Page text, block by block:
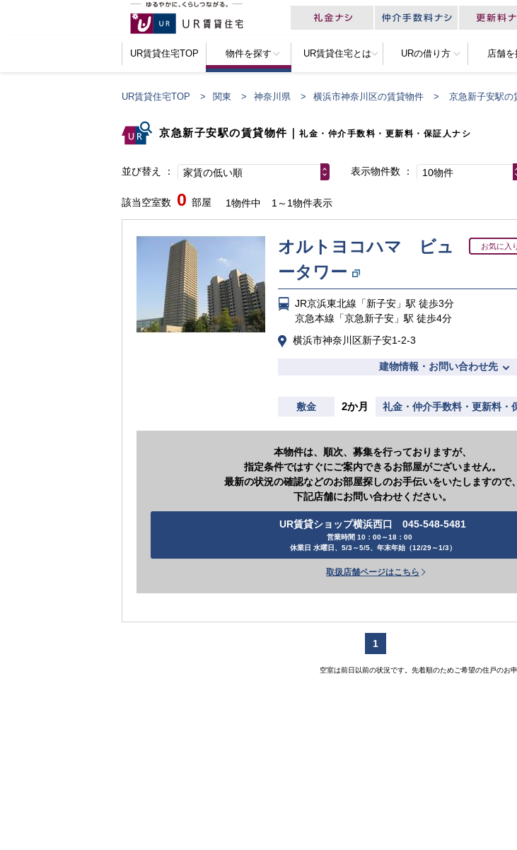
UR賃貸住宅TOP 物件を探す UR賃貸住宅とは URの借り方 店舗を
UR賃貸住宅TOP 関東 神奈川県 横浜市神奈川区の賃貸物件 京急新子安駅の
京急新子安駅の賃貸物件 ｜礼金・仲介手数料・更新料・保証人ナシ
並び替え 家賃の低い順 表示物件数 10物件
該当空室数 0 部屋 1物件中 1～1物件表示
オルトヨコハマ ビュ
ータワー
お気に入
JR京浜東北線「新子安」駅 徒歩3分
京急本線「京急新子安」駅 徒歩4分
横浜市神奈川区新子安1-2-3
建物情報・お問い合わせ先
敷金 2か月 礼金・仲介手数料・更新料・
本物件は、順次、募集を行っておりますが、
指定条件ではすぐにご案内できるお部屋がございません。
最新の状況の確認などのお部屋探しのお手伝いをいたしますので、
下記店舗にお問い合わせください。
UR賃貸ショップ横浜西口 045-548-5481
営業時間 10：00～18：00
休業日 水曜日、5/3～5/5、年末年始（12/29～1/3）
取扱店舗ページはこちら
1
空室は前日以前の状況です。先着順のためご希望の住戸のお